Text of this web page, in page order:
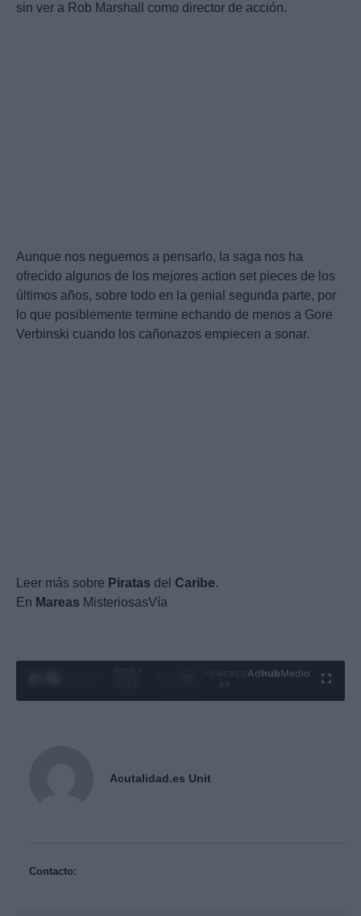
sin ver a Rob Marshall como director de acción.
Aunque nos neguemos a pensarlo, la saga nos ha
ofrecido algunos de los mejores action set pieces de los
últimos años, sobre todo en la genial segunda parte, por
lo que posiblemente termine echando de menos a Gore
Verbinski cuando los cañonazos empiecen a sonar.
Leer más sobre Piratas del Caribe.
En Mareas MisteriosasVía
Ad hubMedia
Acutalidad.es Unit
Contacto: